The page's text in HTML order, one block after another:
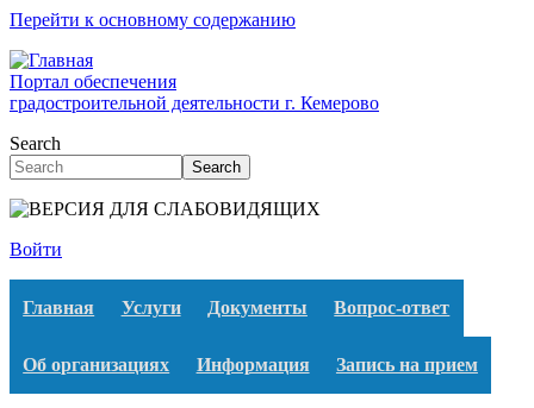
Перейти к основному содержанию
Портал обеспечения
градостроительной деятельности г. Кемерово
Search
Search
Войти
Главная Услуги Документы Вопрос-ответ
Об организациях Информация Запись на прием